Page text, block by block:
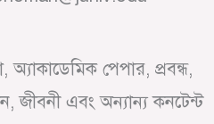
অ্যাকাডেমিক পেপার, প্রবন্ধ,
জীবনী এবং অন্যান্য কনটেন্ট